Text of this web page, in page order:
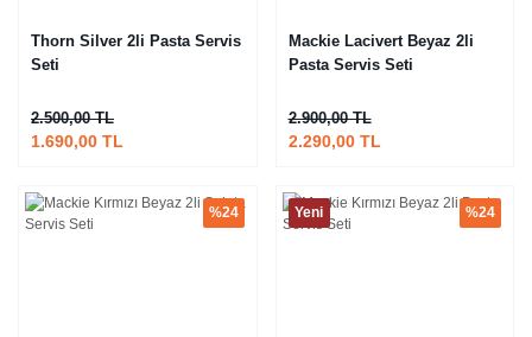
Thorn Silver 2li Pasta Servis
Seti
2.500,00 TL
1.690,00 TL
Mackie Lacivert Beyaz 2li
Pasta Servis Seti
2.900,00 TL
2.290,00 TL
%24 Yeni %24